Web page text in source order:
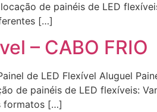
de painéis de LED
[…]
– CABO FRIO
de LED Flexível Aluguel
de painéis de LED flexíveis:
formatos […]